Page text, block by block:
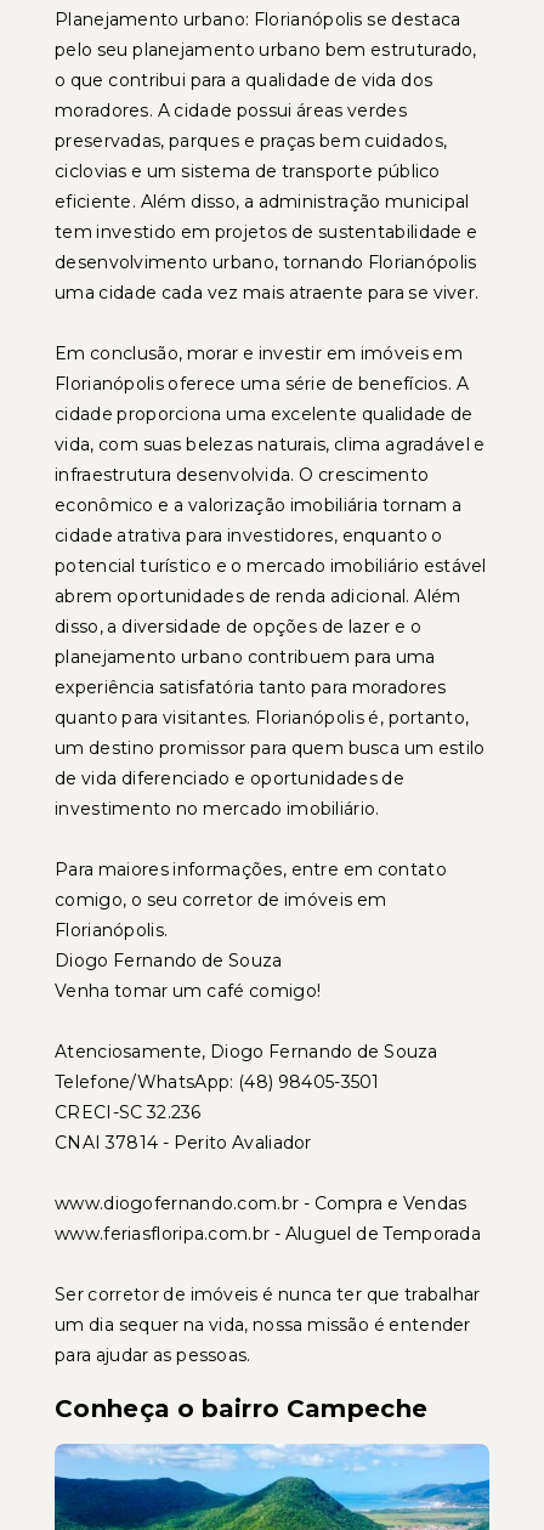
Planejamento urbano: Florianópolis se destaca
pelo seu planejamento urbano bem estruturado,
o que contribui para a qualidade de vida dos
moradores. A cidade possui áreas verdes
preservadas, parques e praças bem cuidados,
ciclovias e um sistema de transporte público
eficiente. Além disso, a administração municipal
tem investido em projetos de sustentabilidade e
desenvolvimento urbano, tornando Florianópolis
uma cidade cada vez mais atraente para se viver.
Em conclusão, morar e investir em imóveis em
Florianópolis oferece uma série de benefícios. A
cidade proporciona uma excelente qualidade de
vida, com suas belezas naturais, clima agradável e
infraestrutura desenvolvida. O crescimento
econômico e a valorização imobiliária tornam a
cidade atrativa para investidores, enquanto o
potencial turístico e o mercado imobiliário estável
abrem oportunidades de renda adicional. Além
disso, a diversidade de opções de lazer e o
planejamento urbano contribuem para uma
experiência satisfatória tanto para moradores
quanto para visitantes. Florianópolis é, portanto,
um destino promissor para quem busca um estilo
de vida diferenciado e oportunidades de
investimento no mercado imobiliário.
Para maiores informações, entre em contato
comigo, o seu corretor de imóveis em
Florianópolis.
Diogo Fernando de Souza
Venha tomar um café comigo!
Atenciosamente, Diogo Fernando de Souza
Telefone/WhatsApp: (48) 98405-3501
CRECI-SC 32.236
CNAI 37814 - Perito Avaliador
www.diogofernando.com.br - Compra e Vendas
www.feriasfloripa.com.br - Aluguel de Temporada
Ser corretor de imóveis é nunca ter que trabalhar
um dia sequer na vida, nossa missão é entender
para ajudar as pessoas.
Conheça o bairro Campeche